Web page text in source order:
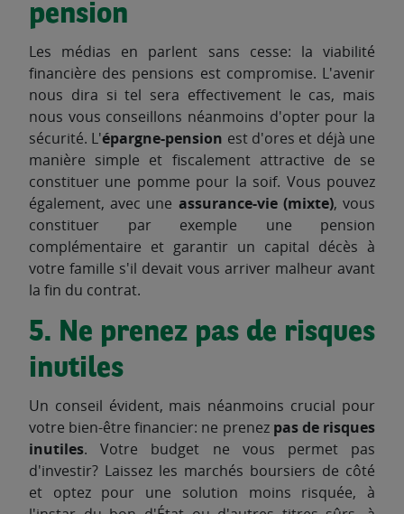
pension
Les médias en parlent sans cesse: la viabilité
financière des pensions est compromise. L'avenir
nous dira si tel sera effectivement le cas, mais
nous vous conseillons néanmoins d'opter pour la
sécurité. L'épargne-pension est d'ores et déjà une
manière simple et fiscalement attractive de se
constituer une pomme pour la soif. Vous pouvez
également, avec une assurance-vie (mixte), vous
constituer par exemple une pension
complémentaire et garantir un capital décès à
votre famille s'il devait vous arriver malheur avant
la fin du contrat.
5. Ne prenez pas de risques
inutiles
Un conseil évident, mais néanmoins crucial pour
votre bien-être financier: ne prenez pas de risques
inutiles. Votre budget ne vous permet pas
d'investir? Laissez les marchés boursiers de côté
et optez pour une solution moins risquée, à